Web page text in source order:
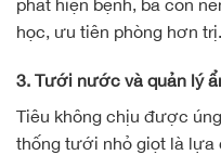
học, ưu tiên phòng hơn trị.
3. Tưới nước và quản lý
Tiêu không chịu được
thống tưới nhỏ giọt là lựa